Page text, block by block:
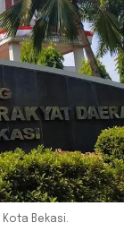
Kota Bekasi.